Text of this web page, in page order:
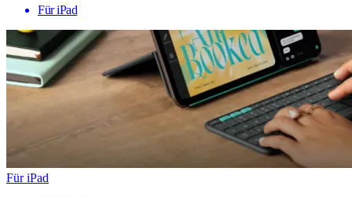
Für iPad
Für iPad